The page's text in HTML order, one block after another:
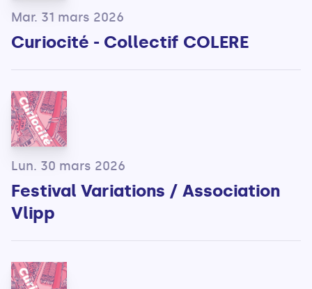
Mar. 31 mars 2026
Curiocité - Collectif COLERE
Lun. 30 mars 2026
Festival Variations / Association
Vlipp